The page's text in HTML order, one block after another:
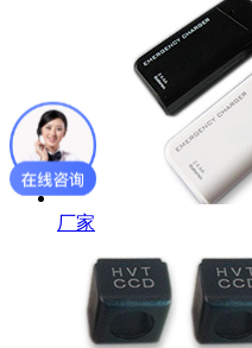
厂家